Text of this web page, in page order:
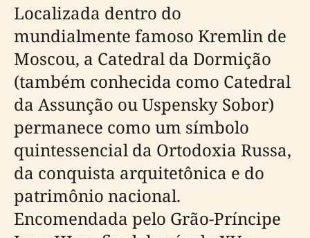
Localizada dentro do
mundialmente famoso Kremlin de
Moscou, a Catedral da Dormição
(também conhecida como Catedral
da Assunção ou Uspensky Sobor)
permanece como um símbolo
quintessencial da Ortodoxia Russa,
da conquista arquitetônica e do
patrimônio nacional.
Encomendada pelo Grão-Príncipe